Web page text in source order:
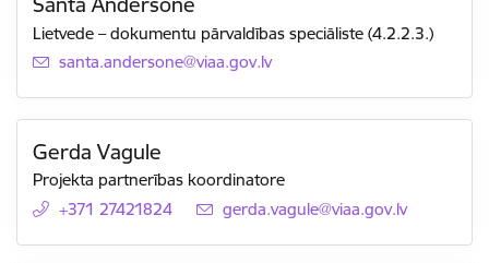
Lietvede – dokumentu pārvaldības speciāliste (4.2.2.3.)
E-pasts:
santa.andersone@viaa.gov.lv
Gerda Vagule
Projekta partnerības koordinatore
+371 27421824
E-pasts:
gerda.vagule@viaa.gov.lv